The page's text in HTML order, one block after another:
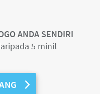
ANDA SENDIRI
5 minit